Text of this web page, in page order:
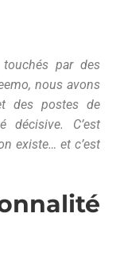
par des
nous avons
des postes de
C’est
existe… et c’est